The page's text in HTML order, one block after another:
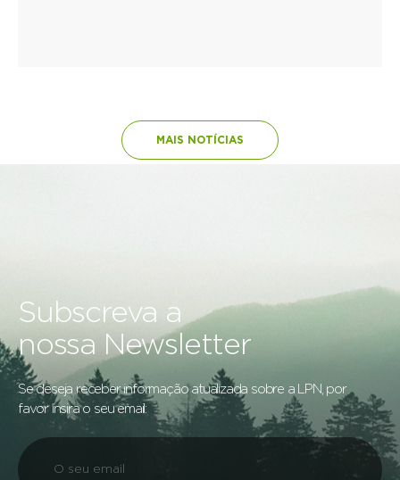
MAIS NOTÍCIAS
Subscreva a
nossa Newsletter
Se deseja receber informação atualizada sobre a LPN, por
favor insira o seu email: